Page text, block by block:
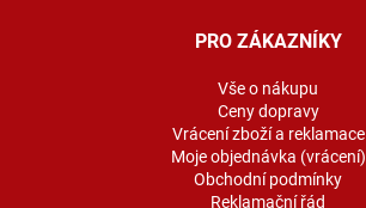
PRO ZÁKAZNÍKY
Vše o nákupu
Ceny dopravy
Vrácení zboží a reklamace
Moje objednávka (vrácení)
Obchodní podmínky
Reklamační řád